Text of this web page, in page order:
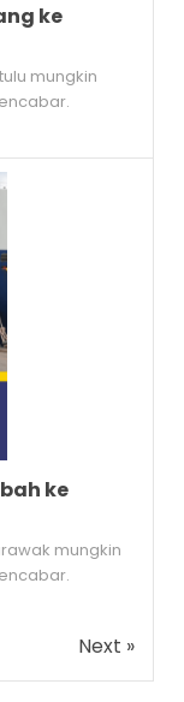
ke
mungkin
ke
mungkin
Next »